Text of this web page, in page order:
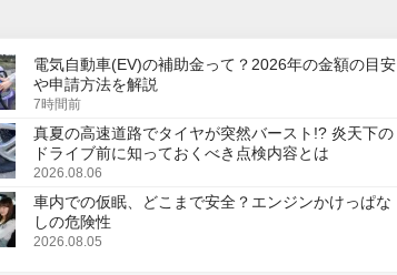
電気自動車(EV)の補助金って？2026年の金額の目安
や申請方法を解説
7時間前
真夏の高速道路でタイヤが突然バースト!? 炎天下の
ドライブ前に知っておくべき点検内容とは
2026.08.06
車内での仮眠、どこまで安全？エンジンかけっぱな
しの危険性
2026.08.05